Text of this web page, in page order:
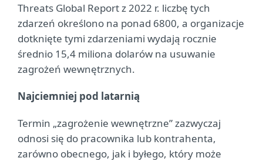
Threats Global Report z 2022 r. liczbę tych
zdarzeń określono na ponad 6800, a organizacje
dotknięte tymi zdarzeniami wydają rocznie
średnio 15,4 miliona dolarów na usuwanie
zagrożeń wewnętrznych.
Najciemniej pod latarnią
Termin „zagrożenie wewnętrzne” zazwyczaj
odnosi się do pracownika lub kontrahenta,
zarówno obecnego, jak i byłego, który może